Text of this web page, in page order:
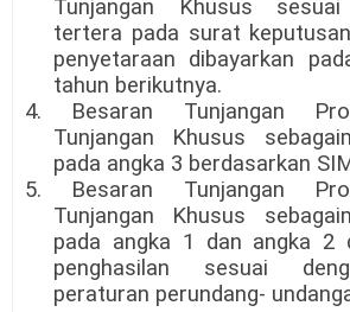
Tunjangan Khusus
tertera pada surat
penyetaraan dibayarkan
tahun berikutnya.
4. Besaran Tunjangan
Tunjangan Khusus
pada angka 3 berdasarkan
5. Besaran Tunjangan
Tunjangan Khusus
pada angka 1 dan angka 2
penghasilan sesuai
peraturan perundang-